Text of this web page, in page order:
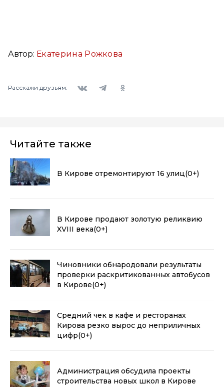
Автор: Екатерина Рожкова
Расскажи друзьям:
Читайте также
В Кирове отремонтируют 16 улиц(0+)
В Кирове продают золотую реликвию
XVIII века(0+)
Чиновники обнародовали результаты
проверки раскритикованных автобусов
в Кирове(0+)
Средний чек в кафе и ресторанах
Кирова резко вырос до неприличных
цифр(0+)
Администрация обсудила проекты
строительства новых школ в Кирове